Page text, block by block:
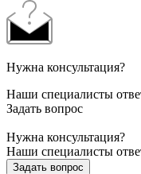
Нужна консультация?
Наши специалисты
Задать вопрос
Нужна консультация?
Наши специалисты
Задать вопрос